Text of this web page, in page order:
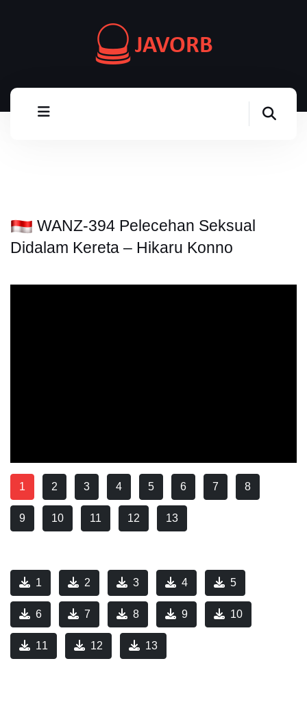
WANZ-394 Pelecehan Seksual
Didalam Kereta – Hikaru Konno
1 2 3 4 5 6 7 8
9 10 11 12 13
1 2 3 4 5
6 7 8 9 10
11 12 13